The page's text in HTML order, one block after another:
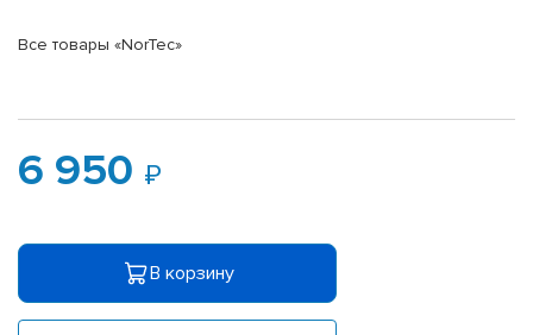
Все товары «NorTec»
6 950
В корзину